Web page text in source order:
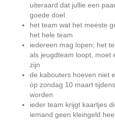
uiteraard dat jullie een
goede doel
het team wat het meeste
het hele team
iedereen mag lopen; het
als jeugdteam loopt, moet
zijn
de kabouters hoeven niet
op zondag 10 maart
worden
ieder team krijgt kaartjes
iemand geen kleingeld